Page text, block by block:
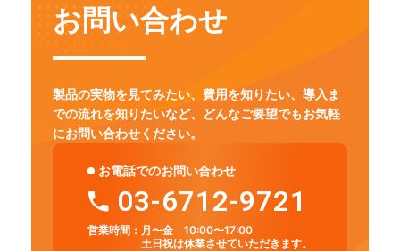
お問い合わせ
製品の実物を見てみたい、費用を知りたい、導入ま
での流れを知りたいなど、
どんなご要望でもお気軽
にお問い合わせください。
お電話でのお問い合わせ
03-6712-9721
営業時間： 月〜金 10:00〜17:00
土日祝は休業させていただきます。